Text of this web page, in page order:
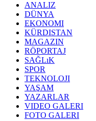
ANALIZ
DÜNYA
EKONOMI
KÜRDISTAN
MAGAZIN
RÖPORTAJ
SAĞLıK
SPOR
TEKNOLOJI
YAŞAM
YAZARLAR
VIDEO GALERI
FOTO GALERI